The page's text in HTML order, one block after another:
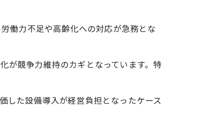
働力不足や高齢化への対応が急務とな
が競争力維持のカギとなっています。特
した設備導入が経営負担となったケース